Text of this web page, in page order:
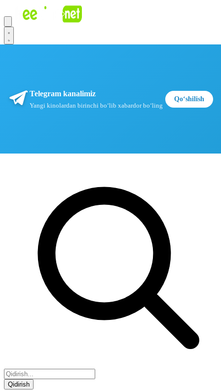
Qidirish
Telegram kanalimiz
Yangi kinolardan birinchi boʻlib xabardor boʻling
Qoʻshilish